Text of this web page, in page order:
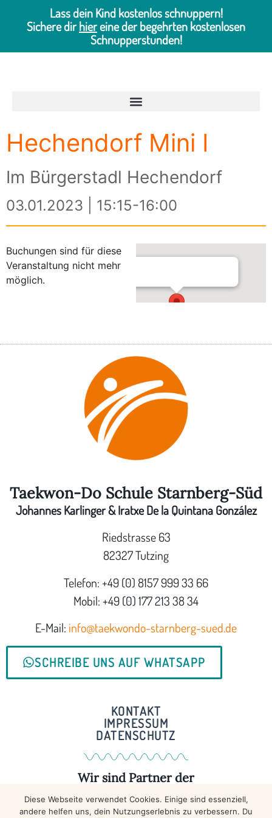
Lass dein Kind kostenlos schnuppern!
Sichere dirhiereine der begehrten kostenlosen
Schnupperstunden!
Hechendorf Mini I
Im Bürgerstadl Hechendorf
03.01.2023 | 15:15-16:00
Buchungen sind für diese
Veranstaltung nicht mehr
möglich.
Im Bürgerstadl Hechendorf
Schlagenhofener Weg 3 - Hechendorf
Taekwon-Do Schule Starnberg-Süd
Johannes Karlinger & Iratxe De la Quintana González
Riedstrasse 63
82327 Tutzing
Telefon: +49 (0) 8157 999 33 66
Mobil: +49 (0) 177 213 38 34
E-Mail: info@taekwondo-starnberg-sued.de
SCHREIBE UNS AUF WHATSAPP
KONTAKT
IMPRESSUM
DATENSCHUTZ
Wir sind Partner der
MEHR DAZU ...
Diese Webseite verwendet Cookies. Einige sind essenziell,
andere helfen uns, dein Nutzungserlebnis zu verbessern. Du